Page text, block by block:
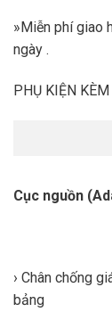
»Miễn phí giao
ngày .
PHỤ KIỆN KÈM
Cục nguồn
› Chân chống
bảng